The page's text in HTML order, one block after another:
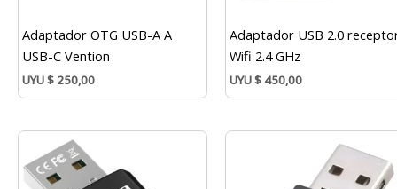
Adaptador OTG USB-A A
USB-C Vention
UYU$ 250,00
Adaptador USB 2.0
Wifi 2.4 GHz
UYU$ 450,00